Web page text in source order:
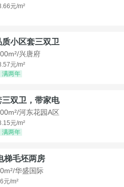
元/m²
小区套三双卫
兴唐府
元/m²
满两年
双卫，带家电
河东花园A区
元/m²
满两年
梯毛坯两房
华盛国际
元/m²